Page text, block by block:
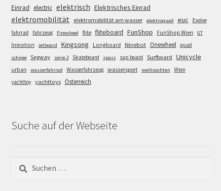
Einrad electric elektrisch Elektrisches Einrad
elektromobilität elektromobilität am wasser elektroquad euc
Evolve
fahrrad
fahrzeug Firewheel flite fliteboard FunShop FunShop Wien GT
Inmotion jetboard Kingsong Longboard Ninebot Onewheel quad
schnee Segway serie 2 Skateboard spass sup board Surfboard Unicycle
urban wasserfahrrad Wasserfahrzeug wassersport weihnachten
Wien
yachttoy yachttoys Österreich
Suche auf der Webseite
Suchen
nach: